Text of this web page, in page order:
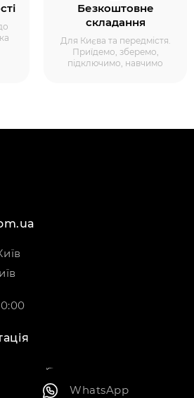
Безкоштовне
складання
Для Києва та передмістя.
Приїдемо, зберемо,
підключимо, навчимо
WhatsApp